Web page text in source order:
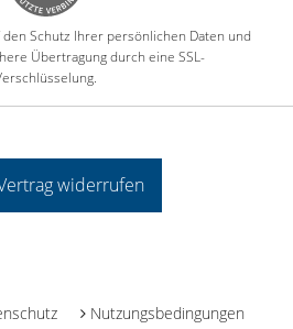
Schutz Ihrer persönlichen Daten und
Übertragung durch eine SSL-
widerrufen
Nutzungsbedingungen